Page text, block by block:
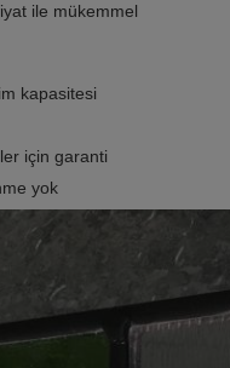
ile mükemmel
kapasitesi
için garanti
yok